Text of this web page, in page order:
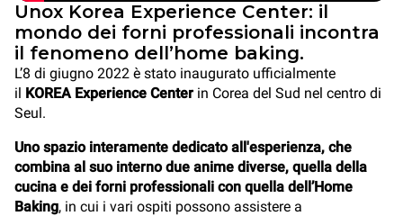
Unox Korea Experience Center: il
mondo dei forni professionali incontra
il fenomeno dell’home baking.
L’8 di giugno 2022 è stato inaugurato ufficialmente
il KOREA Experience Center in Corea del Sud nel centro di
Seul.
Uno spazio interamente dedicato all'esperienza, che
combina al suo interno due anime diverse, quella della
cucina e dei forni professionali con quella dell’Home
Baking, in cui i vari ospiti possono assistere a